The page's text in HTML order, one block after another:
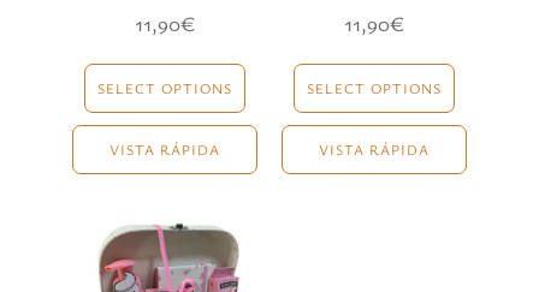
11,90€
SELECT OPTIONS
VISTA RÁPIDA
11,90€
SELECT OPTIONS
VISTA RÁPIDA